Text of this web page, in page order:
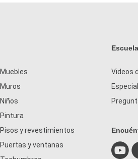
Muebles
Muros
Niños
Pintura
Pisos y revestimientos
Puertas y ventanas
Videos